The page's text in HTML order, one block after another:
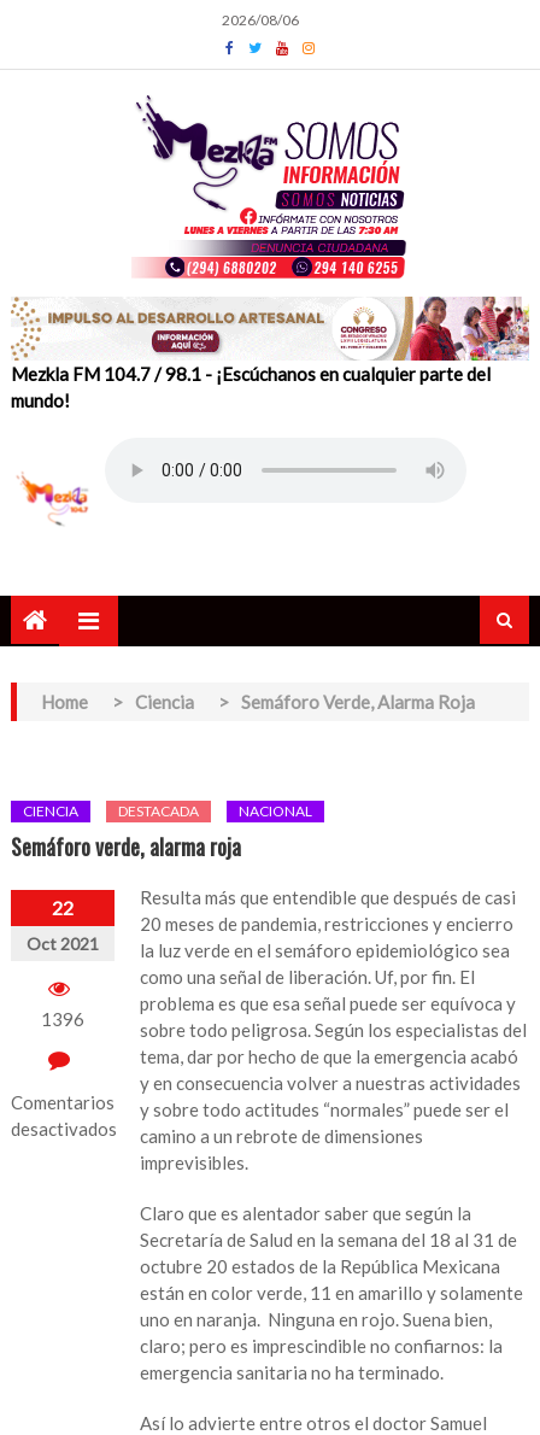
content
2026/08/06
Mezkla FM 104.7 / 98.1 - ¡Escúchanos en cualquier parte del
mundo!
Home > Ciencia > Semáforo Verde, Alarma Roja
CIENCIA DESTACADA NACIONAL
Semáforo verde, alarma roja
22
Oct 2021
1396
Comentarios
desactivados
Resulta más que entendible que después de casi
20 meses de pandemia, restricciones y encierro
la luz verde en el semáforo epidemiológico sea
como una señal de liberación. Uf, por fin. El
problema es que esa señal puede ser equívoca y
sobre todo peligrosa. Según los especialistas del
tema, dar por hecho de que la emergencia acabó
y en consecuencia volver a nuestras actividades
y sobre todo actitudes “normales” puede ser el
camino a un rebrote de dimensiones
imprevisibles.
Claro que es alentador saber que según la
Secretaría de Salud en la semana del 18 al 31 de
octubre 20 estados de la República Mexicana
están en color verde, 11 en amarillo y solamente
uno en naranja. Ninguna en rojo. Suena bien,
claro; pero es imprescindible no confiarnos: la
emergencia sanitaria no ha terminado.
Así lo advierte entre otros el doctor Samuel